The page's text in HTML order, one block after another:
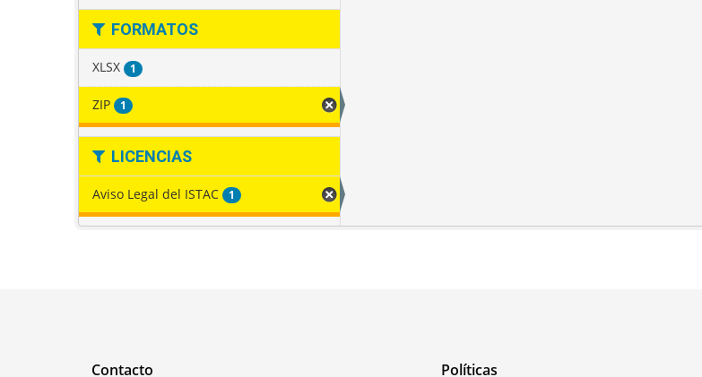
FORMATOS
XLSX 1
ZIP 1
LICENCIAS
Aviso Legal del ISTAC 1
Contacto Políticas